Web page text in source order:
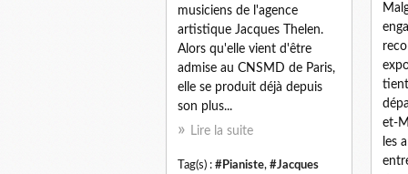
musiciens de l'agence
artistique Jacques Thelen.
Alors qu'elle vient d'être
admise au CNSMD de Paris,
elle se produit déjà depuis
son plus...
Lire la suite
Tag(s) : #Pianiste, #Jacques
et-
les